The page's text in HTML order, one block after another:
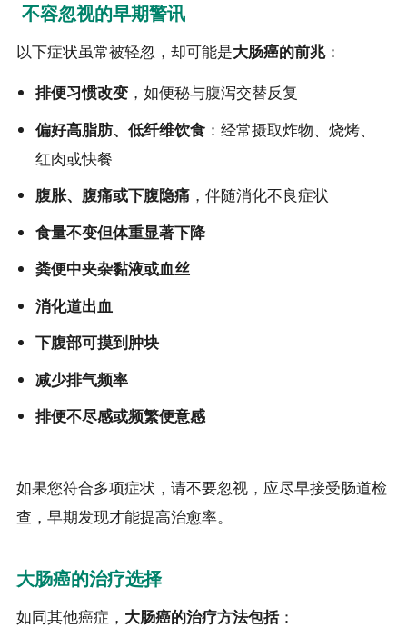
不容忽视的早期警讯
以下症状虽常被轻忽，却可能是大肠癌的前兆：
排便习惯改变 ，如便秘与腹泻交替反复
偏好高脂肪、低纤维饮食 ：经常摄取炸物、烧烤、
红肉或快餐
腹胀、腹痛或下腹隐痛 ，伴随消化不良症状
食量不变但体重显著下降
粪便中夹杂黏液或血丝
消化道出血
下腹部可摸到肿块
减少排气频率
排便不尽感或频繁便意感
如果您符合多项症状，请不要忽视，应尽早接受肠道检
查，早期发现才能提高治愈率。
大肠癌的治疗选择
如同其他癌症， 大肠癌的治疗方法包括：